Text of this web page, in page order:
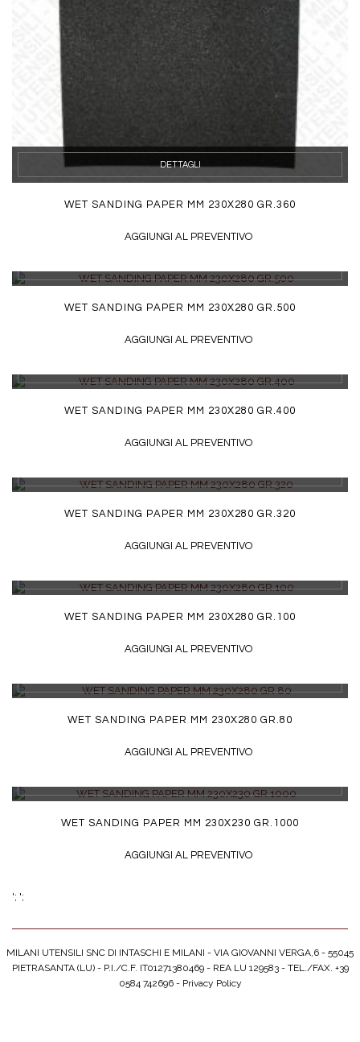
DETTAGLI
WET SANDING PAPER MM 230X280 GR.360
AGGIUNGI AL PREVENTIVO
WET SANDING PAPER MM 230X280 GR.500
AGGIUNGI AL PREVENTIVO
WET SANDING PAPER MM 230X280 GR.400
AGGIUNGI AL PREVENTIVO
WET SANDING PAPER MM 230X280 GR.320
AGGIUNGI AL PREVENTIVO
WET SANDING PAPER MM 230X280 GR.100
AGGIUNGI AL PREVENTIVO
WET SANDING PAPER MM 230X280 GR.80
AGGIUNGI AL PREVENTIVO
WET SANDING PAPER MM 230X230 GR.1000
AGGIUNGI AL PREVENTIVO
'; ';
MILANI UTENSILI SNC DI INTASCHI E MILANI - VIA GIOVANNI VERGA,6 - 55045
PIETRASANTA (LU) - P.I./C.F. IT01271380469 - REA LU 129583 - TEL./FAX. +39
0584 742696 - Privacy Policy